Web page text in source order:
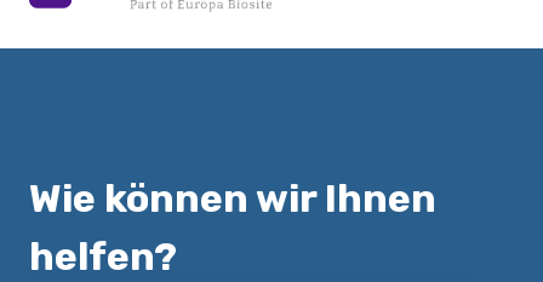
Wie können wir Ihnen
helfen?